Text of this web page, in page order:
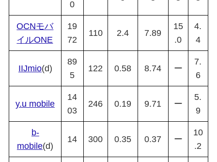
0
OCNモバ
イルONE
19
72
110 2.4 7.89
15
.0
4.
4
IIJmio(d)
89
5
122 0.58 8.74 ー
7.
6
y.u mobile
14
03
246 0.19 9.71 ー
5.
9
b-
mobile(d)
14 300 0.35 0.37 ー
10
.2